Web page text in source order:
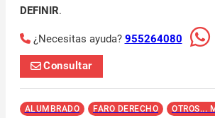
DEFINIR.
¿Necesitas ayuda? 955264080
Consultar
ALUMBRADO FARO DERECHO OTROS...